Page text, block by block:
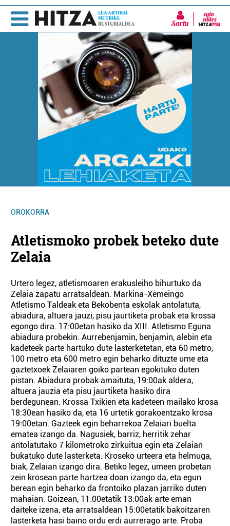
Sartu
OROKORRA
Atletismoko probek beteko dute
Zelaia
Urtero legez, atletismoaren erakusleiho bihurtuko da
Zelaia zapatu arratsaldean. Markina-Xemeingo
Atletismo Taldeak eta Bekobenta eskolak antolatuta,
abiadura, altuera jauzi, pisu jaurtiketa probak eta krossa
egongo dira. 17:00etan hasiko da XIII. Atletismo Eguna
abiadura probekin. Aurrebenjamin, benjamin, alebin eta
kadeteek parte hartuko dute lasterketetan, eta 60 metro,
100 metro eta 600 metro egin beharko dituzte ume eta
gaztetxoek Zelaiaren goiko partean egokituko duten
pistan. Abiadura probak amaituta, 19:00ak aldera,
altuera jauzia eta pisu jaurtiketa hasiko dira
berdegunean. Krossa Txikien eta kadeteen mailako krosa
18:30ean hasiko da, eta 16 urtetik gorakoentzako krosa
19:00etan. Gazteek egin beharrekoa Zelaiari buelta
ematea izango da. Nagusiek, barriz, herritik zehar
antolatutako 7 kilometroko zirkuitua egin eta Zelaian
bukatuko dute lasterketa. Kroseko urteera eta helmuga,
biak, Zelaian izango dira. Betiko legez, umeen probetan
zein krosean parte hartzea doan izango da, eta egun
berean egin beharko da frontoiko plazan jarriko duten
mahaian. Goizean, 11:00etatik 13:00ak arte eman
daiteke izena, eta arratsaldean 15:00etatik bakoitzaren
lasterketa hasi baino ordu erdi aurrerago arte. Proba